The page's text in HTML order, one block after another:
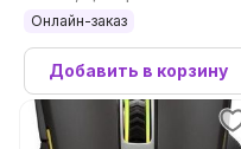
Онлайн-заказ
Добавить в корзину